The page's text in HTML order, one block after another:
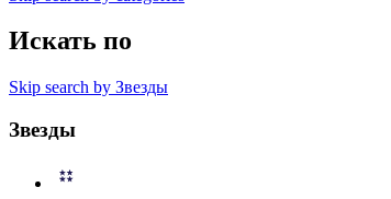
Искать по
Skip search by Звезды
Звезды